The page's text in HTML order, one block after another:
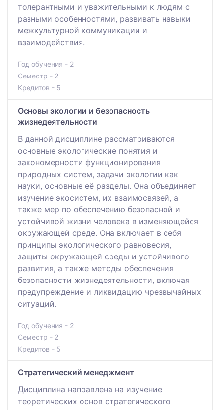
толерантными и уважительными к людям с
разными особенностями, развивать навыки
межкультурной коммуникации и
взаимодействия.
Год обучения - 2
Семестр - 2
Кредитов - 5
Основы экологии и безопасность
жизнедеятельности
В данной дисциплине рассматриваются
основные экологические понятия и
закономерности функционирования
природных систем, задачи экологии как
науки, основные её разделы. Она объединяет
изучение экосистем, их взаимосвязей, а
также мер по обеспечению безопасной и
устойчивой жизни человека в изменяющейся
окружающей среде. Она включает в себя
принципы экологического равновесия,
защиты окружающей среды и устойчивого
развития, а также методы обеспечения
безопасности жизнедеятельности, включая
предупреждение и ликвидацию чрезвычайных
ситуаций.
Год обучения - 2
Семестр - 2
Кредитов - 5
Стратегический менеджмент
Дисциплина направлена на изучение
теоретических основ стратегического